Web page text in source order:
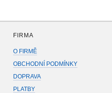
FIRMA
O FIRMĚ
OBCHODNÍ PODMÍNKY
DOPRAVA
PLATBY